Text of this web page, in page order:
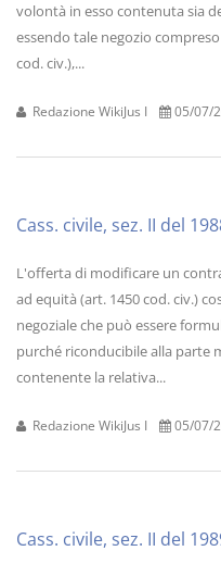
volontà in esso contenuta sia
essendo tale negozio
cod. civ.),...
Redazione WikiJus I 05/07/
Cass. civile, sez. II del
L'offerta di modificare un
ad equità (art. 1450 cod. civ.)
negoziale che può essere
purché riconducibile alla parte
contenente la relativa...
Redazione WikiJus I 05/07/
Cass. civile, sez. II del